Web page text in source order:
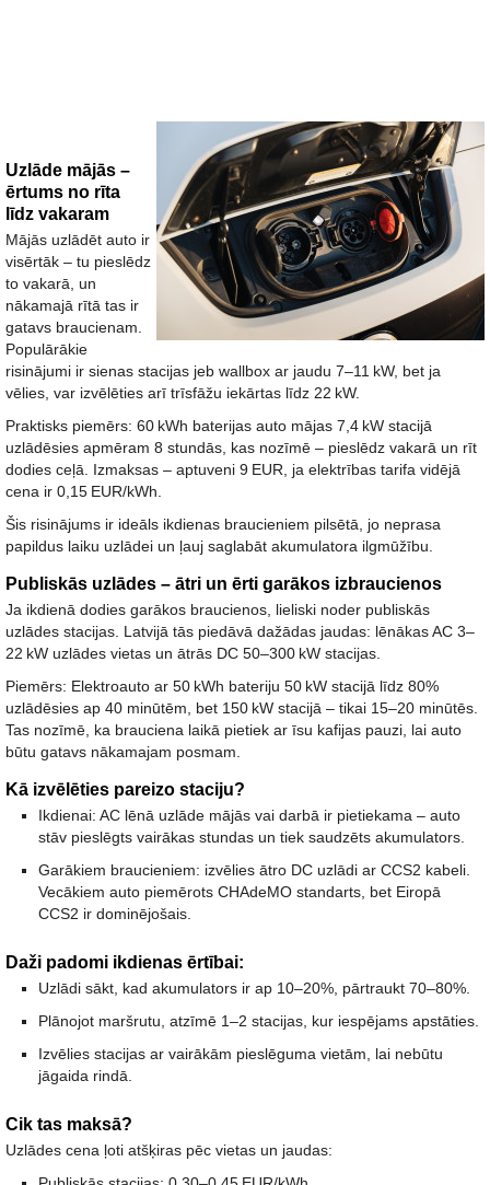
Uzlāde mājās –
ērtums no rīta
līdz vakaram
Mājās uzlādēt auto ir
visērtāk – tu pieslēdz
to vakarā, un
nākamajā rītā tas ir
gatavs braucienam.
Populārākie
risinājumi ir sienas stacijas jeb wallbox ar jaudu 7–11 kW, bet ja
vēlies, var izvēlēties arī trīsfāžu iekārtas līdz 22 kW.
Praktisks piemērs: 60 kWh baterijas auto mājas 7,4 kW stacijā
uzlādēsies apmēram 8 stundās, kas nozīmē – pieslēdz vakarā un rīt
dodies ceļā. Izmaksas – aptuveni 9 EUR, ja elektrības tarifa vidējā
cena ir 0,15 EUR/kWh.
Šis risinājums ir ideāls ikdienas braucieniem pilsētā, jo neprasa
papildus laiku uzlādei un ļauj saglabāt akumulatora ilgmūžību.
Publiskās uzlādes – ātri un ērti garākos izbraucienos
Ja ikdienā dodies garākos braucienos, lieliski noder publiskās
uzlādes stacijas. Latvijā tās piedāvā dažādas jaudas: lēnākas AC 3–
22 kW uzlādes vietas un ātrās DC 50–300 kW stacijas.
Piemērs: Elektroauto ar 50 kWh bateriju 50 kW stacijā līdz 80%
uzlādēsies ap 40 minūtēm, bet 150 kW stacijā – tikai 15–20 minūtēs.
Tas nozīmē, ka brauciena laikā pietiek ar īsu kafijas pauzi, lai auto
būtu gatavs nākamajam posmam.
Kā izvēlēties pareizo staciju?
Ikdienai: AC lēnā uzlāde mājās vai darbā ir pietiekama – auto
stāv pieslēgts vairākas stundas un tiek saudzēts akumulators.
Garākiem braucieniem: izvēlies ātro DC uzlādi ar CCS2 kabeli.
Vecākiem auto piemērots CHAdeMO standarts, bet Eiropā
CCS2 ir dominējošais.
Daži padomi ikdienas ērtībai:
Uzlādi sākt, kad akumulators ir ap 10–20%, pārtraukt 70–80%.
Plānojot maršrutu, atzīmē 1–2 stacijas, kur iespējams apstāties.
Izvēlies stacijas ar vairākām pieslēguma vietām, lai nebūtu
jāgaida rindā.
Cik tas maksā?
Uzlādes cena ļoti atšķiras pēc vietas un jaudas: